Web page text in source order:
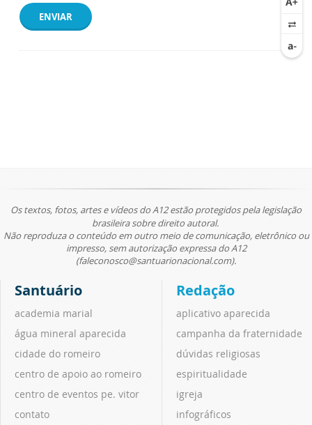
ENVIAR
Os textos, fotos, artes e vídeos do A12 estão protegidos pela legislação
brasileira sobre direito autoral.
Não reproduza o conteúdo em outro meio de comunicação, eletrônico ou
impresso, sem autorização expressa do A12
(faleconosco@santuarionacional.com).
Santuário
academia marial
água mineral aparecida
cidade do romeiro
centro de apoio ao romeiro
centro de eventos pe. vitor
contato
Redação
aplicativo aparecida
campanha da fraternidade
dúvidas religiosas
espiritualidade
igreja
infográficos